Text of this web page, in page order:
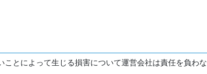
ことによって生じる損害について運営会社は責任を負わな